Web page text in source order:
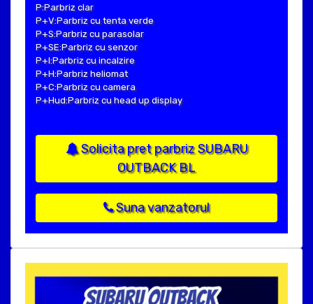
P:Parbriz clar
P+V:Parbriz cu tenta verde
P+S:Parbriz cu parasolar
P+SE:Parbriz cu senzor
P+I:Parbriz cu incalzire
P+H:Parbriz heliomat
P+C:Parbriz cu camera
P+Hud:Parbriz cu head up display
Solicita pret parbriz SUBARU
OUTBACK BL
Suna vanzatorul